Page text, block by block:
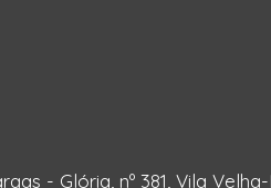
- Glória, nº 381, Vila Velha-